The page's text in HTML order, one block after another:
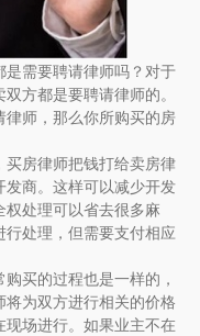
需要聘请律师吗？对于
方都是要聘请律师的。
师，那么你所购买的房
买房律师把钱打给卖房律
商。这样可以减少开发
处理可以省去很多麻
处理，但需要支付相应
买的过程也是一样的，
为双方进行相关的价格
场进行。如果业主不在